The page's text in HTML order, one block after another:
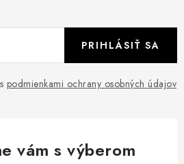
podmienkami ochrany osobných údajov
PRIHLÁSIŤ SA
vám s výberom